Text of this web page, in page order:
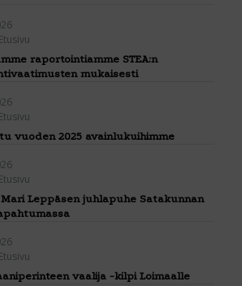
Etusivu
raportointiamme STEA:n
mukaisesti
Etusivu
vuoden 2025 avainlukuihimme
Etusivu
Mari Leppäsen juhlapuhe Satakunnan
Etusivu
vaalija -kilpi Loimaalle